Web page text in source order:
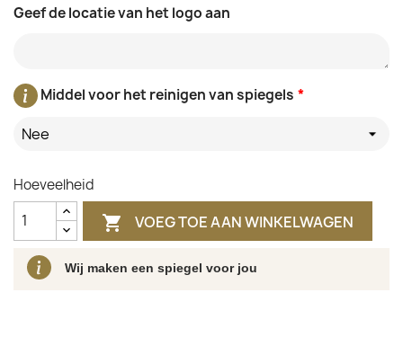
Geef de locatie van het logo aan
*
Middel voor het reinigen van spiegels
Nee
Hoeveelheid
 VOEG TOE AAN WINKELWAGEN
Wij maken een spiegel voor jou